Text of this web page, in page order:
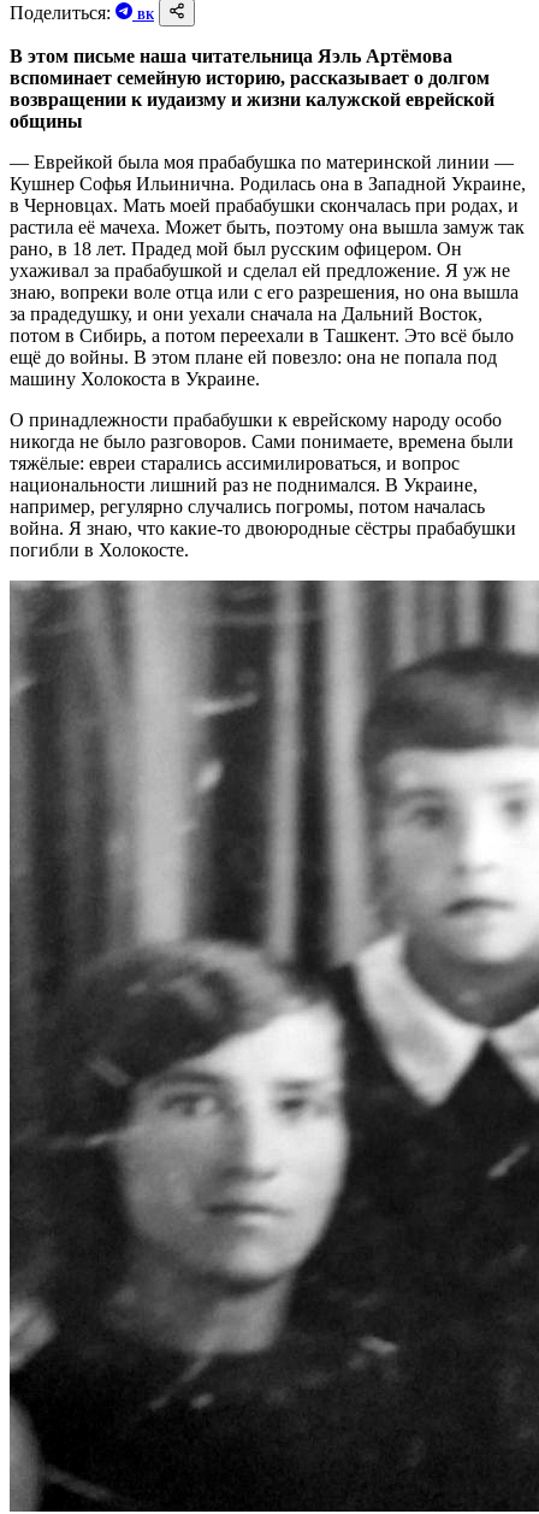
Поделиться:
ВК
В этом письме наша читательница Яэль Артёмова
вспоминает семейную историю, рассказывает о долгом
возвращении к иудаизму и жизни калужской еврейской
общины
— Еврейкой была моя прабабушка по материнской линии —
Кушнер Софья Ильинична. Родилась она в Западной Украине,
в Черновцах. Мать моей прабабушки скончалась при родах, и
растила её мачеха. Может быть, поэтому она вышла замуж так
рано, в 18 лет. Прадед мой был русским офицером. Он
ухаживал за прабабушкой и сделал ей предложение. Я уж не
знаю, вопреки воле отца или с его разрешения, но она вышла
за прадедушку, и они уехали сначала на Дальний Восток,
потом в Сибирь, а потом переехали в Ташкент. Это всё было
ещё до войны. В этом плане ей повезло: она не попала под
машину Холокоста в Украине.
О принадлежности прабабушки к еврейскому народу особо
никогда не было разговоров. Сами понимаете, времена были
тяжёлые: евреи старались ассимилироваться, и вопрос
национальности лишний раз не поднимался. В Украине,
например, регулярно случались погромы, потом началась
война. Я знаю, что какие-то двоюродные сёстры прабабушки
погибли в Холокосте.